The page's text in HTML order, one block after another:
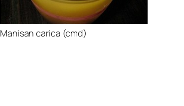
Manisan carica (cmd)